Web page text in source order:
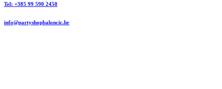
Tel: +385 99 590 2450
info@partyshopbaloncic.hr